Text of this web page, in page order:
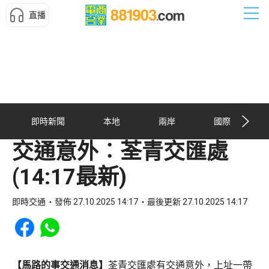
直播
即時新聞 本地 兩岸 國際
交通意外︰荃青交匯處
(14:17最新)
即時交通 發佈 27.10.2025 14:17 最後更新 27.10.2025 14:17
Share to Facebook
Share to WhatsApp
【馬路的事交通消息】 荃青交匯處有交通意外，上址一帶